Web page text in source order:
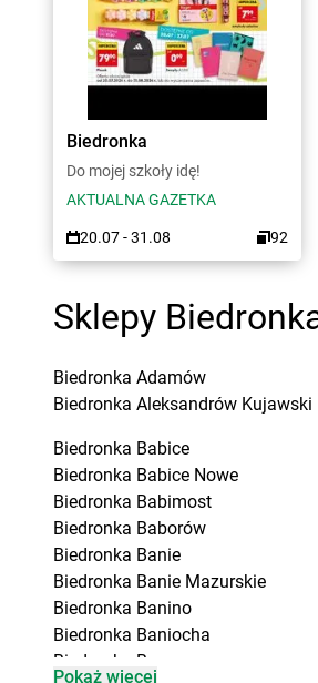
Biedronka
Do mojej szkoły idę!
AKTUALNA GAZETKA
20.07 - 31.08 92
Sklepy
Biedronka Adamów
Biedronka Aleksandrów Kujawski
Biedronka Babice
Biedronka Babice Nowe
Biedronka Babimost
Biedronka Baborów
Biedronka Banie
Biedronka Banie Mazurskie
Biedronka Banino
Biedronka Baniocha
Biedronka
Baranowo
Pokaż więcej